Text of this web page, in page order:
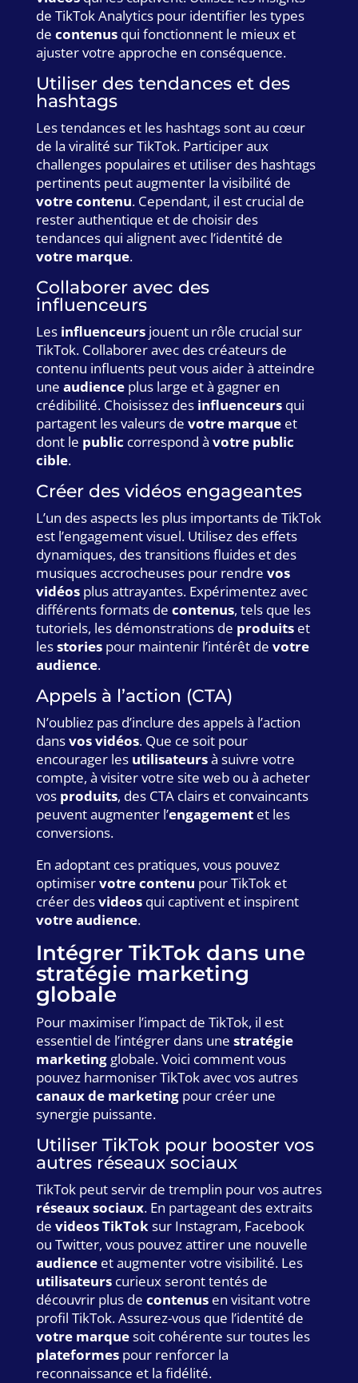
de TikTok Analytics pour identifier les types
de contenusqui fonctionnent le mieux et
ajuster votre approche en conséquence.
Utiliser des tendances et des
hashtags
Les tendances et les hashtags sont au cœur
de la viralité sur TikTok. Participer aux
challenges populaires et utiliser des hashtags
pertinents peut augmenter la visibilité de
votre contenu. Cependant, il est crucial de
rester authentique et de choisir des
tendances qui alignent avec l’identité de
votre marque.
Collaborer avec des
influenceurs
Les influenceursjouent un rôle crucial sur
TikTok. Collaborer avec des créateurs de
contenu influents peut vous aider à atteindre
une audienceplus large et à gagner en
crédibilité. Choisissez des influenceursqui
partagent les valeurs de votre marqueet
dont le public correspond à votre public
cible.
Créer des vidéos engageantes
L’un des aspects les plus importants de TikTok
est l’engagement visuel. Utilisez des effets
dynamiques, des transitions fluides et des
musiques accrocheuses pour rendre vos
vidéosplus attrayantes. Expérimentez avec
différents formats de contenus, tels que les
tutoriels, les démonstrations de produitset
lesstoriespour maintenir l’intérêt de votre
audience.
Appels à l’action (CTA)
N’oubliez pas d’inclure des appels à l’action
dansvos vidéos. Que ce soit pour
encourager les utilisateursà suivre votre
compte, à visiter votre site web ou à acheter
vos produits, des CTA clairs et convaincants
peuvent augmenter l’engagementet les
conversions.
En adoptant ces pratiques, vous pouvez
optimiservotre contenu pour TikTok et
créer desvideosqui captivent et inspirent
votre audience.
Intégrer TikTok dans une
stratégie marketing
globale
Pour maximiser l’impact de TikTok, il est
essentiel de l’intégrer dans une stratégie
marketingglobale. Voici comment vous
pouvez harmoniser TikTok avec vos autres
canaux de marketingpour créer une
synergie puissante.
Utiliser TikTok pour booster vos
autres réseaux sociaux
TikTok peut servir de tremplin pour vos autres
réseaux sociaux. En partageant des extraits
de videos TikToksur Instagram, Facebook
ou Twitter, vous pouvez attirer une nouvelle
audienceet augmenter votre visibilité. Les
utilisateurscurieux seront tentés de
découvrir plus de contenusen visitant votre
profil TikTok. Assurez-vous que l’identité de
votre marquesoit cohérente sur toutes les
plateformespour renforcer la
reconnaissance et la fidélité.